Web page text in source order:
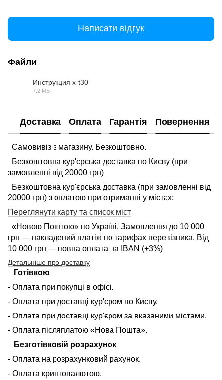
Написати відгук
Файли
Инструкция x-t30
7.2 МБ
Доставка Оплата Гарантія Повернення
Самовивіз з магазину. Безкоштовно.
Безкоштовна кур'єрська доставка по Києву (при
замовленні від 20000 грн)
Безкоштовна кур'єрська доставка (при замовленні від
20000 грн) з оплатою при отриманні у містах:
Переглянути карту та список міст
«Новою Поштою» по Україні. Замовлення до 10 000
грн — накладений платіж по тарифах перевізника. Від
10 000 грн — повна оплата на IBAN (+3%)
Детальніше про доставку
Готівкою
- Оплата при покупці в офісі.
- Оплата при доставці кур'єром по Києву.
- Оплата при доставці кур'єром за вказаними містами.
- Оплата післяплатою «Нова Пошта».
Безготівковій розрахунок
- Оплата на розрахунковий рахунок.
- Оплата криптовалютою.